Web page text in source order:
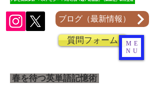
ブログ（最新情報）
質問フォーム
ME
NU
春を待つ英単語記憶術